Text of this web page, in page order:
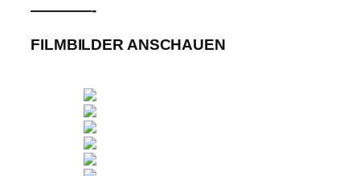
————-
FILMBILDER ANSCHAUEN